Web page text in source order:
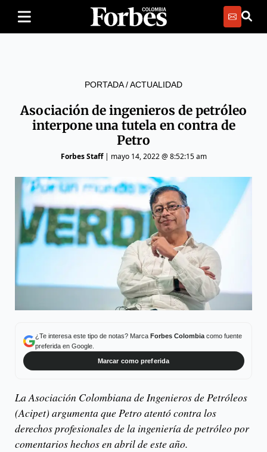
PORTADA/ACTUALIDAD
Asociación de ingenieros de petróleo
interpone una tutela en contra de
Petro
Forbes Staff| mayo 14, 2022 @ 8:52:15 am
¿Te interesa este tipo de notas? Marca Forbes Colombiacomo fuente
preferida en Google.
Marcar como preferida
La Asociación Colombiana de Ingenieros de Petróleos
(Acipet) argumenta que Petro atentó contra los
derechos profesionales de la ingeniería de petróleo por
comentarios hechos en abril de este año.